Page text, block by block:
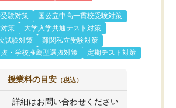
験対策
国公立中高一貫校受験対策
策
大学入学共通テスト対策
試験対策
難関私立受験対策
・学校推薦型選抜対策
定期テスト対策
授業料の目安 （税込）
詳細はお問い合わせください